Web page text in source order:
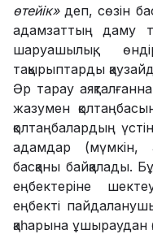
өтейік»деп, сөзін
адамзаттың даму
шаруашылық,
тақырыптарды
Әр тарау
жазумен
қолтаңбалардың
адамдар (мүмкін,
басқаны байқалады.
еңбектеріне
еңбекті
қаһарына ұшыраудан